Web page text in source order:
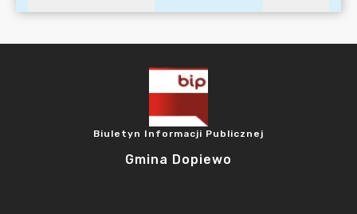
Biuletyn Informacji Publicznej
Gmina Dopiewo